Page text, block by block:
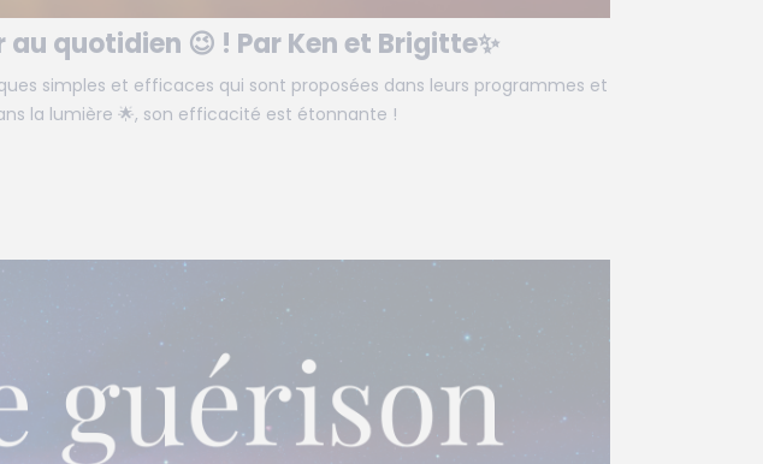
quotidien 😉 ! Par Ken et Brigitte✨
simples et efficaces qui sont proposées dans leurs programmes et
la lumière 🌟, son efficacité est étonnante !